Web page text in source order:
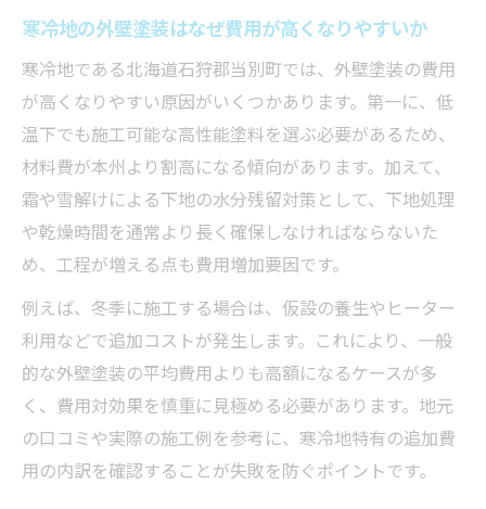
費用が高額な外壁塗装の落とし穴を回避
外壁塗装で後悔しない色選びの基本
やめたほうがいい外壁塗装色とその理由
外壁塗装の色で汚れや色褪せに強い選択法
外壁塗装色選びで失敗しないポイント解説
外壁塗装の色選びに迷った時の判断基準
北海道の気候に合う塗装費用の見極め方
外壁塗装費用は気候適応でどう変わるか解
説
北海道の気候に強い外壁塗装の費用目安
外壁塗装費用と耐久性を両立させる工夫
外壁塗装選びで気候対策を反映させるコツ
寒冷地の外壁塗装はなぜ費用が高くなりやすいか
寒冷地である北海道石狩郡当別町では、外壁塗装の費用
が高くなりやすい原因がいくつかあります。第一に、低
温下でも施工可能な高性能塗料を選ぶ必要があるため、
材料費が本州より割高になる傾向があります。加えて、
霜や雪解けによる下地の水分残留対策として、下地処理
や乾燥時間を通常より長く確保しなければならないた
め、工程が増える点も費用増加要因です。
例えば、冬季に施工する場合は、仮設の養生やヒーター
利用などで追加コストが発生します。これにより、一般
的な外壁塗装の平均費用よりも高額になるケースが多
く、費用対効果を慎重に見極める必要があります。地元
の口コミや実際の施工例を参考に、寒冷地特有の追加費
用の内訳を確認することが失敗を防ぐポイントです。